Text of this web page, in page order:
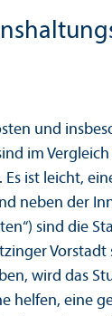
und
im
ist leicht,
neben der
sind die
Vorstadt
wird das
helfen, eine